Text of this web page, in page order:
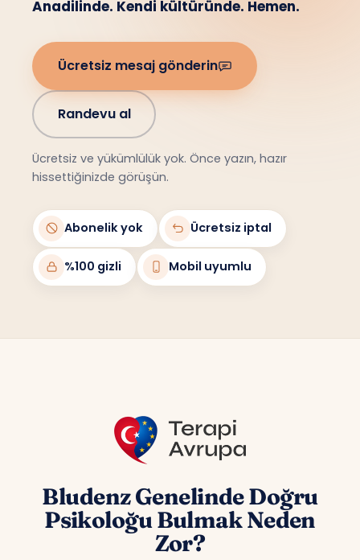
Anadilinde. Kendi kültüründe. Hemen.
Ücretsiz mesaj gönderin
Randevu al
Ücretsiz ve yükümlülük yok. Önce yazın, hazır
hissettiğinizde görüşün.
Abonelik yok Ücretsiz iptal
%100 gizli Mobil uyumlu
Bludenz Genelinde Doğru
Psikoloğu Bulmak Neden
Zor?